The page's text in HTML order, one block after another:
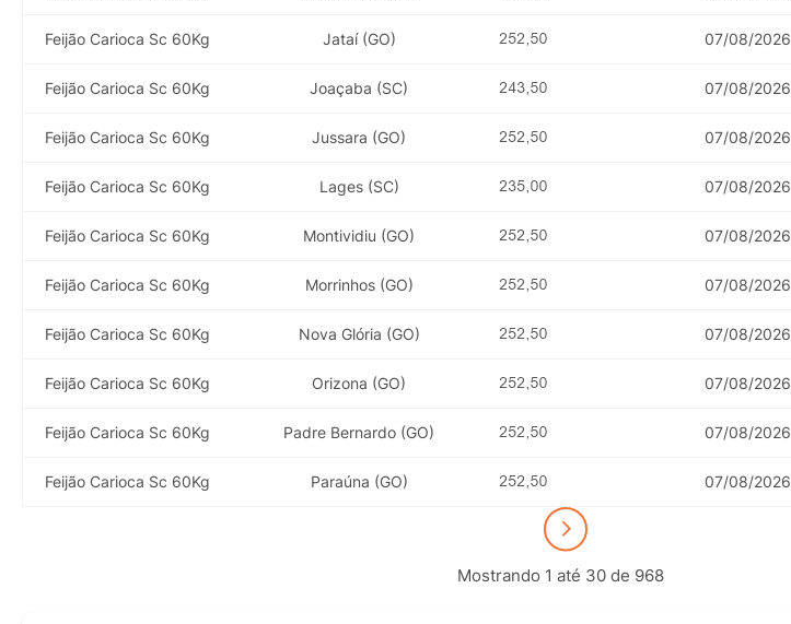
Feijão Carioca Sc 60Kg Jataí (GO) 07/08/2026
Feijão Carioca Sc 60Kg Joaçaba (SC) 07/08/2026
Feijão Carioca Sc 60Kg Jussara (GO) 07/08/2026
Feijão Carioca Sc 60Kg Lages (SC) 07/08/2026
Feijão Carioca Sc 60Kg Montividiu (GO) 07/08/2026
Feijão Carioca Sc 60Kg Morrinhos (GO) 07/08/2026
Feijão Carioca Sc 60Kg Nova Glória (GO) 07/08/2026
Feijão Carioca Sc 60Kg Orizona (GO) 07/08/2026
Feijão Carioca Sc 60Kg Padre Bernardo (GO) 07/08/2026
Feijão Carioca Sc 60Kg Paraúna (GO) 07/08/2026
Mostrando 1 até 30 de 968